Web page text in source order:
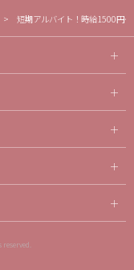
短期アルバイト！時給1500円